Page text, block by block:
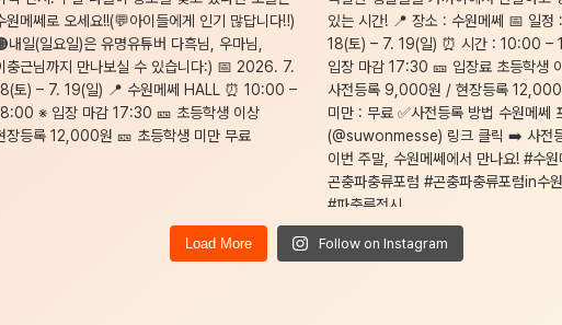
Load More Follow on Instagram